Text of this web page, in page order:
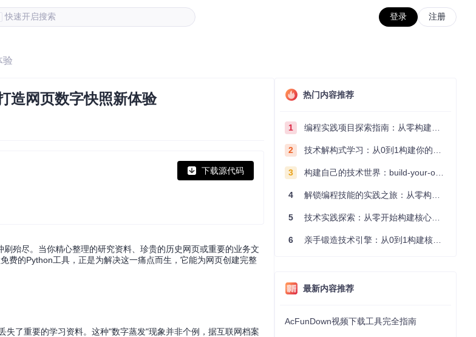
快速开启搜索 登录 注册
验
造网页数字快照新体验
下载源代码
殆尽。当你精心整理的研究资料、珍贵的历史网页或重要的业务文
费的Python工具，正是为解决这一痛点而生，它能为网页创建完整
了重要的学习资料。这种"数字蒸发"现象并非个例，据互联网档案
热门内容推荐
1 编程实践项目探索指南：从零构建技术能力体系
2 技术解构式学习：从0到1构建你的编程知识体系
3 构建自己的技术世界：build-your-own-x项目的实践探索指南
4 解锁编程技能的实践之旅：从零构建你的技术世界
5 技术实践探索：从零开始构建核心系统的实践指南
6 亲手锻造技术引擎：从0到1构建核心系统的实践指南
最新内容推荐
AcFunDown视频下载工具完全指南